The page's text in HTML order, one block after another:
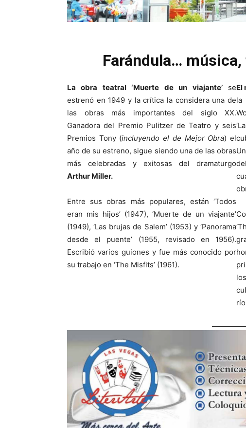
Farándula…
La obra teatral ‘Muerte de un viajante’se
estrenó en 1949 y la crítica la considera una de
las obras más importantes del siglo XX.
Ganadora del Premio Pulitzer de Teatro y seis
Premios Tony (incluyendo el de Mejor Obra) el
año de su estreno, sigue siendo una de las obras
más celebradas y exitosas del dramaturgo
Arthur Miller.
Entre sus obras más populares, están ‘Todos
eran mis hijos’ (1947), ‘Muerte de un viajante’
(1949), ‘Las brujas de Salem’ (1953) y ‘Panorama
desde el puente’ (1955, revisado en 1956).
Escribió varios guiones y fue más conocido por
su trabajo en ‘The Misfits’ (1961).
El
la